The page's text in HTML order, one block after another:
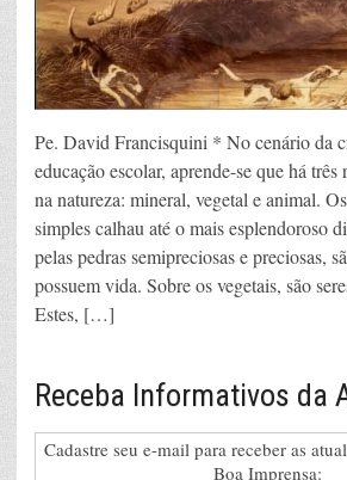
Pe. David Francisquini * No cenário da
educação escolar, aprende-se que há
na natureza: mineral, vegetal e animal.
simples calhau até o mais esplendoroso
pelas pedras semipreciosas e preciosas,
possuem vida. Sobre os vegetais, são
Estes, […]
Receba Informativos da
Cadastre seu e-mail para receber as
Boa Imprensa: